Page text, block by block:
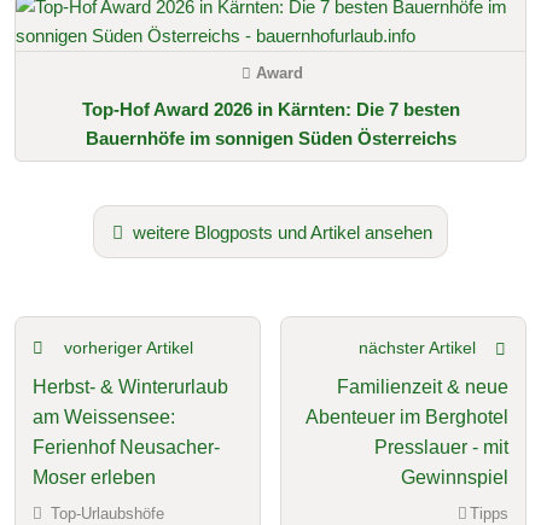
Award
Top-Hof Award 2026 in Kärnten: Die 7 besten
Bauernhöfe im sonnigen Süden Österreichs
weitere Blogposts und Artikel ansehen
vorheriger Artikel
Herbst- & Winterurlaub
am Weissensee:
Ferienhof Neusacher-
Moser erleben
Top-Urlaubshöfe
nächster Artikel
Familienzeit & neue
Abenteuer im Berghotel
Presslauer - mit
Gewinnspiel
Tipps